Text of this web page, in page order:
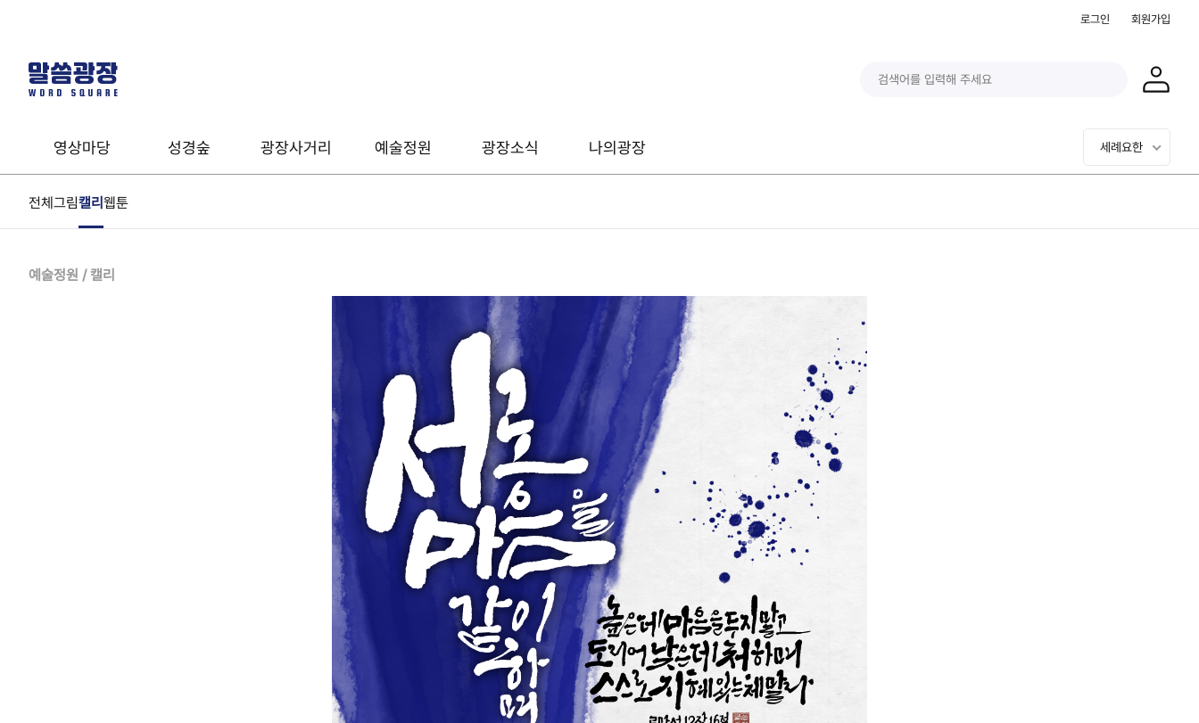
로그인 회원가입
영상마당 성경숲 광장사거리 예술정원 광장소식 나의광장 세례요한
말씀영상
전체그림캘리웹툰
예술정원 / 캘리